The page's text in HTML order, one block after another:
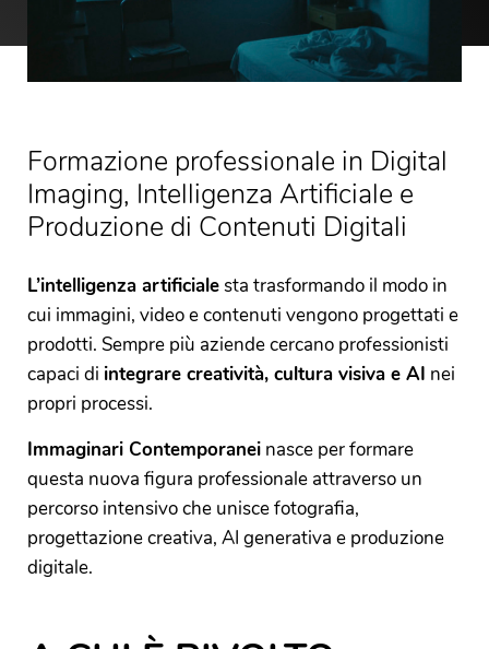
Formazione professionale in Digital
Imaging, Intelligenza Artificiale e
Produzione di Contenuti Digitali
L’intelligenza artificialesta trasformando il modo in
cui immagini, video e contenuti vengono progettati e
prodotti. Sempre più aziende cercano professionisti
capaci di integrare creatività, cultura visiva e AI nei
propri processi.
Immaginari Contemporanei nasce per formare
questa nuova figura professionale attraverso un
percorso intensivo che unisce fotografia,
progettazione creativa, AI generativa e produzione
digitale.